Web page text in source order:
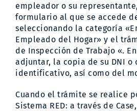
empleador o su
formulario al que se accede
seleccionando la categoría
Empleado del Hogar» y el
de Inspección de Trabajo «.
adjuntar, la copia de su DNI o
identificativo, así como del
Cuando el trámite se realice
Sistema RED: a través de